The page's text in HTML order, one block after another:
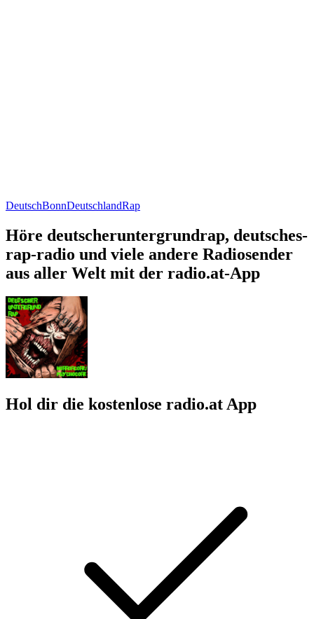
DeutschBonnDeutschlandRap
Höre deutscheruntergrundrap, deutsches-
rap-radio und viele andere Radiosender
aus aller Welt mit der radio.at-App
Hol dir die kostenlose radio.at App